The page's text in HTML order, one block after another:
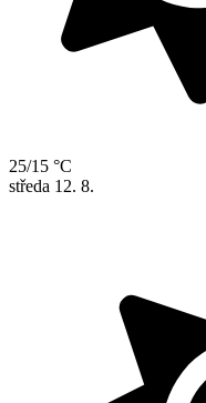
25/15 °C
středa 12. 8.